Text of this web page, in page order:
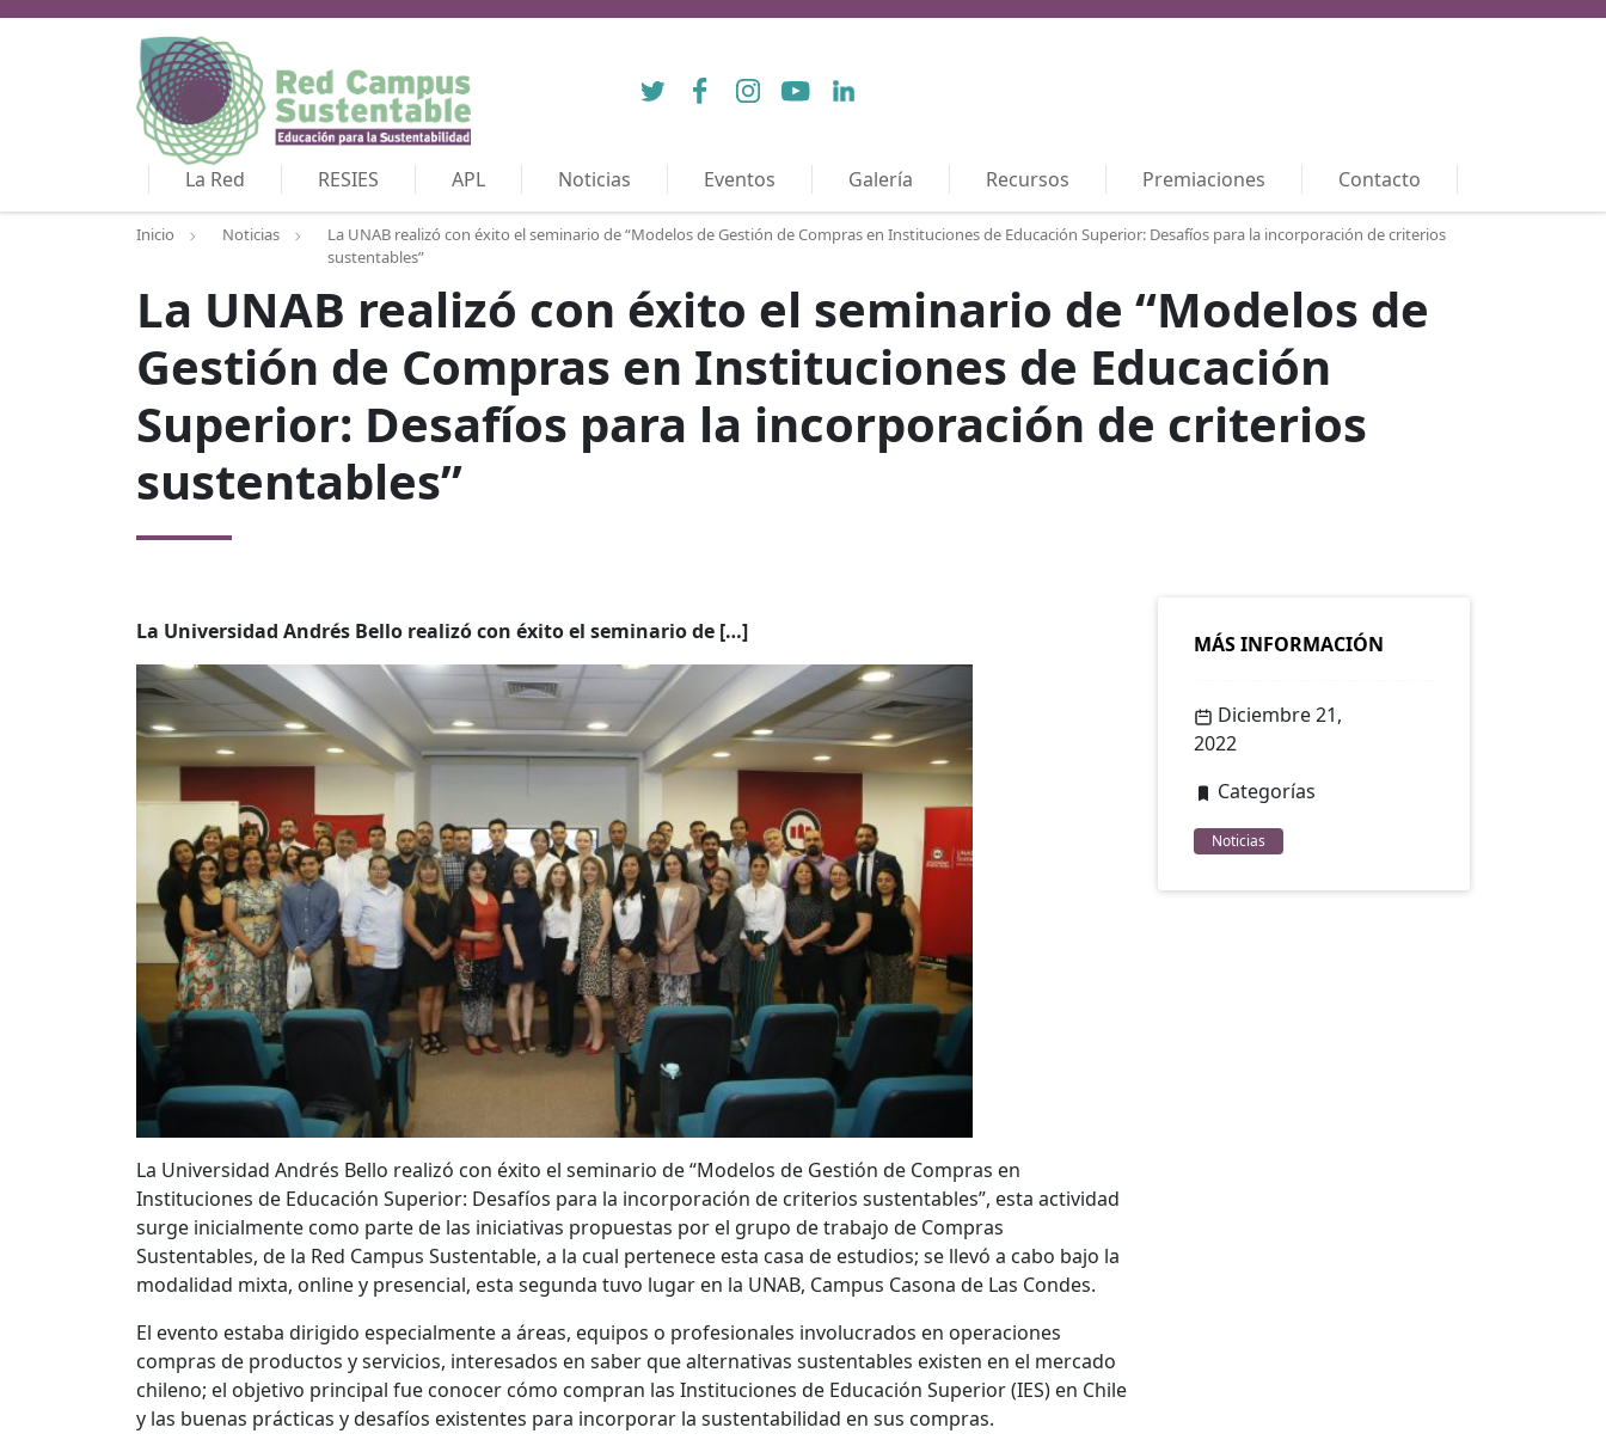
Twitter FacebookInstagramYouTubeLinkedIn
La Red RESIES APL Noticias Eventos Galería Recursos Premiaciones Contacto
Inicio Noticias
La UNAB realizó con éxito el seminario de “Modelos de Gestión de Compras en Instituciones de Educación Superior: Desafíos para la incorporación de criterios
sustentables”
La UNAB realizó con éxito el seminario de “Modelos de
Gestión de Compras en Instituciones de Educación
Superior: Desafíos para la incorporación de criterios
sustentables”
La Universidad Andrés Bello realizó con éxito el seminario de […]
La Universidad Andrés Bello realizó con éxito el seminario de “Modelos de Gestión de Compras en
Instituciones de Educación Superior: Desafíos para la incorporación de criterios sustentables”, esta actividad
surge inicialmente como parte de las iniciativas propuestas por el grupo de trabajo de Compras
Sustentables, de la Red Campus Sustentable, a la cual pertenece esta casa de estudios; se llevó a cabo bajo la
modalidad mixta, online y presencial, esta segunda tuvo lugar en la UNAB, Campus Casona de Las Condes.
El evento estaba dirigido especialmente a áreas, equipos o profesionales involucrados en operaciones
compras de productos y servicios, interesados en saber que alternativas sustentables existen en el mercado
chileno; el objetivo principal fue conocer cómo compran las Instituciones de Educación Superior (IES) en Chile
y las buenas prácticas y desafíos existentes para incorporar la sustentabilidad en sus compras.
MÁS INFORMACIÓN
Diciembre 21,
2022
Categorías
Noticias